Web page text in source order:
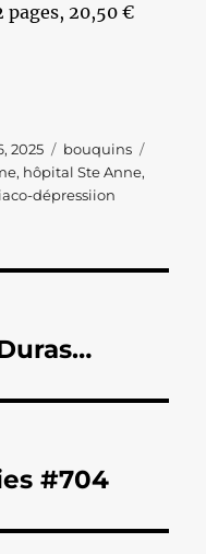
pages, 20,50 €
2025 Catégories
bouquins
, hôpital Ste Anne,
dépressiion
#704